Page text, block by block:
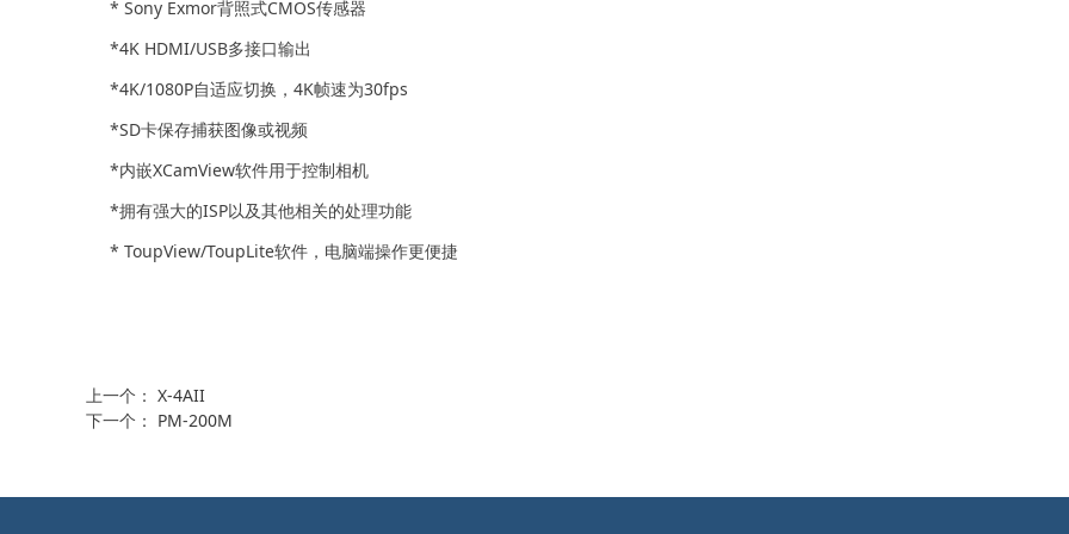
* Sony Exmor背照式CMOS传感器
*4K HDMI/USB多接口输出
*4K/1080P自适应切换，4K帧速为30fps
*SD卡保存捕获图像或视频
*内嵌XCamView软件用于控制相机
*拥有强大的ISP以及其他相关的处理功能
* ToupView/ToupLite软件，电脑端操作更便捷
上一个： X-4AII
下一个： PM-200M